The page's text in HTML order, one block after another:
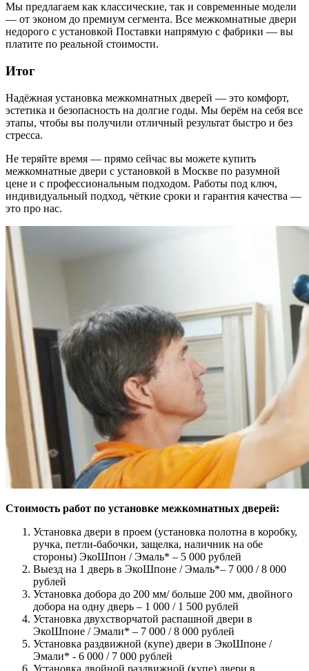
Мы предлагаем как классические, так и современные модели
— от эконом до премиум сегмента. Все межкомнатные двери
недорого с установкой Поставки напрямую с фабрики — вы
платите по реальной стоимости.
Итог
Надёжная установка межкомнатных дверей — это комфорт,
эстетика и безопасность на долгие годы. Мы берём на себя все
этапы, чтобы вы получили отличный результат быстро и без
стресса.
Не теряйте время — прямо сейчас вы можете купить
межкомнатные двери с установкой в Москве по разумной
цене и с профессиональным подходом. Работы под ключ,
индивидуальный подход, чёткие сроки и гарантия качества —
это про нас.
Стоимость работ по установке межкомнатных дверей:
Установка двери в проем (установка полотна в коробку,
ручка, петли-бабочки, защелка, наличник на обе
стороны) ЭкоШпон / Эмаль* – 5 000 рублей
Выезд на 1 дверь в ЭкоШпоне / Эмаль*– 7 000 / 8 000
рублей
Установка добора до 200 мм/ больше 200 мм, двойного
добора на одну дверь – 1 000 / 1 500 рублей
Установка двухстворчатой распашной двери в
ЭкоШпоне / Эмали* – 7 000 / 8 000 рублей
Установка раздвижной (купе) двери в ЭкоШпоне /
Эмали* - 6 000 / 7 000 рублей
Установка двойной раздвижной (купе) двери в